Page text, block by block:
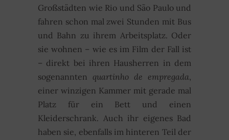
Großstädten wie Rio und São Paulo und
fahren schon mal zwei Stunden mit Bus
und Bahn zu ihrem Arbeitsplatz. Oder
sie wohnen – wie es im Film der Fall ist
– direkt bei ihren Hausherren in dem
sogenannten quartinho de empregada,
einer winzigen Kammer mit gerade mal
Platz für ein Bett und einen
Kleiderschrank. Auch ihr eigenes Bad
haben sie, ebenfalls im hinteren Teil der